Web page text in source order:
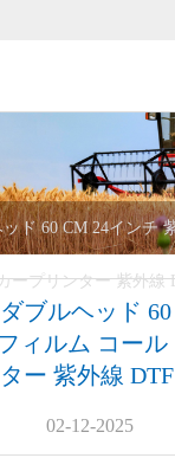
ド 60 CM 24インチ
ープリンター 紫外線
ブルヘッド
ィルム コール
ー 紫外線
02-12-2025